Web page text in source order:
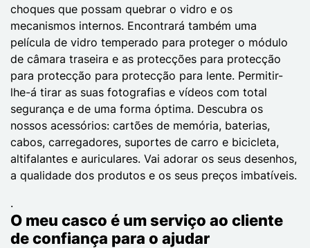
choques que possam quebrar o vidro e os
mecanismos internos. Encontrará também uma
película de vidro temperado para proteger o módulo
de câmara traseira e as protecções para protecção
para protecção para protecção para lente. Permitir-
lhe-á tirar as suas fotografias e vídeos com total
segurança e de uma forma óptima. Descubra os
nossos acessórios: cartões de memória, baterias,
cabos, carregadores, suportes de carro e bicicleta,
altifalantes e auriculares. Vai adorar os seus desenhos,
a qualidade dos produtos e os seus preços imbatíveis.
.
O meu casco é um serviço ao cliente
de confiança para o ajudar